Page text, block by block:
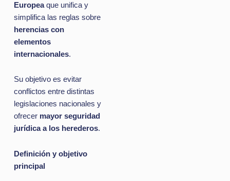
Europeaque unifica y
simplifica las reglas sobre
herencias con
elementos
internacionales.
Su objetivo es evitar
conflictos entre distintas
legislaciones nacionales y
ofrecer mayor seguridad
jurídica a los herederos.
Definición y objetivo
principal